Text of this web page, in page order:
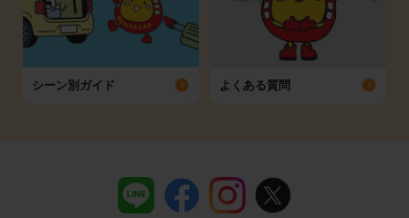
シーン別ガイド よくある質問